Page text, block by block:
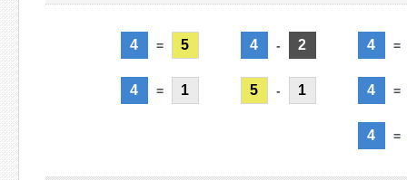
4 = 5
4 = 1
4 - 2
5 - 1
4 =
4 =
4 =